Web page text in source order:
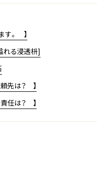
す。 】
れる浸透枡]
先は？ 】
任は？ 】